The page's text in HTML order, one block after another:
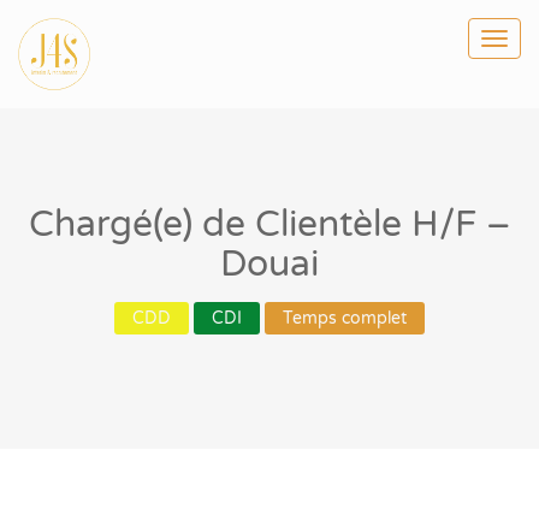
Chargé(e) de Clientèle H/F –
Douai
CDD CDI Temps complet